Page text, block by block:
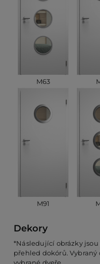
M63
M91
Dekory
*Následující obrázky
přehled dokórů.